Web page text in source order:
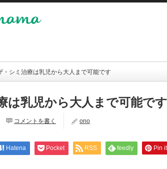
・シミ治療は乳児から大人まで可能です
は乳児から大人まで可能です
コメントを書く ono
Hatena Pocket RSS feedly Pin it